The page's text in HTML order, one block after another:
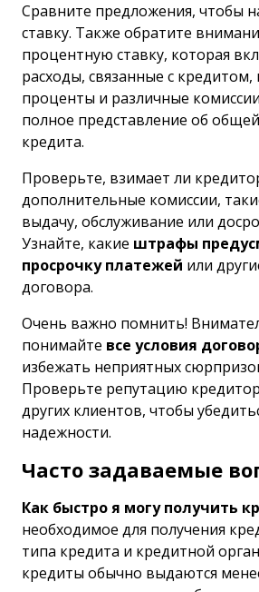
Сравните предложения, чтобы
ставку. Также обратите
процентную ставку, которая
расходы, связанные с кредитом,
проценты и различные
полное представление об
кредита.
Проверьте, взимает ли
дополнительные комиссии,
выдачу, обслуживание или
Узнайте, какие штрафы
просрочку платежей или
договора.
Очень важно помнить!
понимайте все условия
избежать неприятных
Проверьте репутацию
других клиентов, чтобы
надежности.
Часто задаваемые
Как быстро я могу получить
необходимое для получения
типа кредита и кредитной
кредиты обычно выдаются